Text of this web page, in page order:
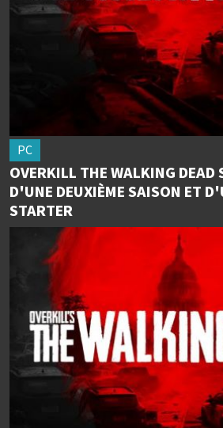
PC
OVERKILL THE WALKING DEAD
D'UNE DEUXIÈME SAISON ET
STARTER